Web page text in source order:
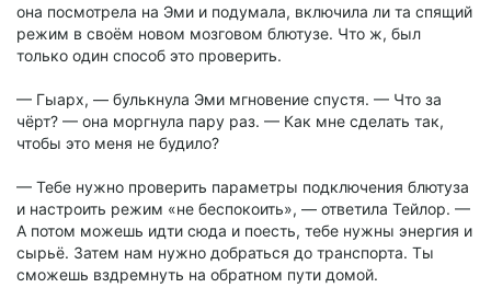
она посмотрела на Эми и подумала, включила ли та спящий
режим в своём новом мозговом блютузе. Что ж, был
только один способ это проверить.
— Гыарх, — булькнула Эми мгновение спустя. — Что за
чёрт? — она моргнула пару раз. — Как мне сделать так,
чтобы это меня не будило?
— Тебе нужно проверить параметры подключения блютуза
и настроить режим «не беспокоить», — ответила Тейлор. —
А потом можешь идти сюда и поесть, тебе нужны энергия и
сырьё. Затем нам нужно добраться до транспорта. Ты
сможешь вздремнуть на обратном пути домой.